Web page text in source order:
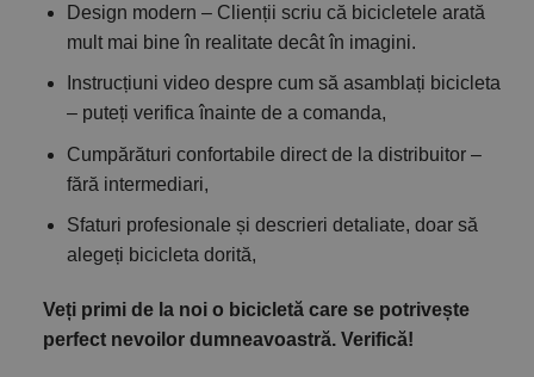
Design modern – Clienții scriu că bicicletele arată
mult mai bine în realitate decât în imagini.
Instrucțiuni video despre cum să asamblați bicicleta
– puteți verifica înainte de a comanda,
Cumpărături confortabile direct de la distribuitor –
fără intermediari,
Sfaturi profesionale și descrieri detaliate, doar să
alegeți bicicleta dorită,
Veți primi de la noi o bicicletă care se potrivește
perfect nevoilor dumneavoastră. Verifică!